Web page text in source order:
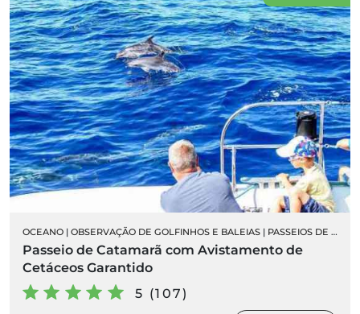
OCEANO | OBSERVAÇÃO DE GOLFINHOS E BALEIAS | PASSEIOS DE BARCO
Passeio de Catamarã com Avistamento de
Cetáceos Garantido
5 (107)